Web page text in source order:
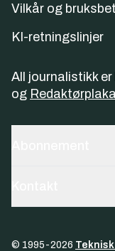
Vilkår og
KI-retningslinjer
All journalistikk
og
© 1995-2026